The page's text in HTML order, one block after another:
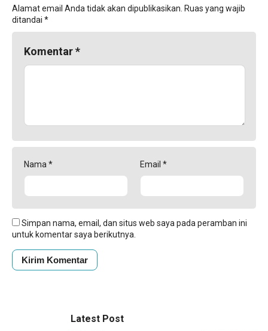
Alamat email Anda tidak akan dipublikasikan. Ruas yang wajib
ditandai *
Komentar*
Nama * Email *
Simpan nama, email, dan situs web saya pada peramban ini
untuk komentar saya berikutnya.
Latest Post